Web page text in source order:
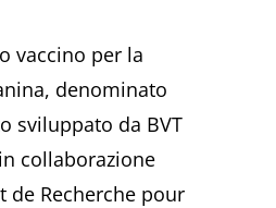
vaccino per la
denominato
sviluppato da BVT
collaborazione
de Recherche pour